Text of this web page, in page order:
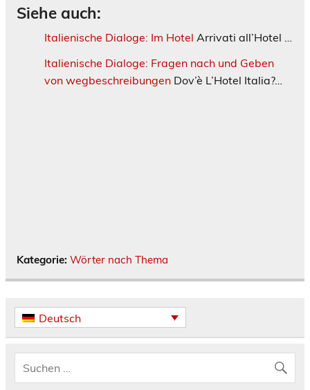
Siehe auch:
Italienische Dialoge: Im Hotel Arrivati all’Hotel …
Italienische Dialoge: Fragen nach und Geben
von wegbeschreibungen Dov’è L’Hotel Italia?…
Kategorie: Wörter nach Thema
Deutsch